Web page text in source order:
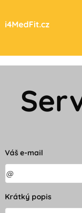
i4MedFit.cz
Váš e-mail
Krátký popis